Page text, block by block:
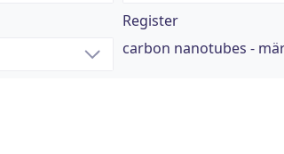
Register
carbon nanotubes -